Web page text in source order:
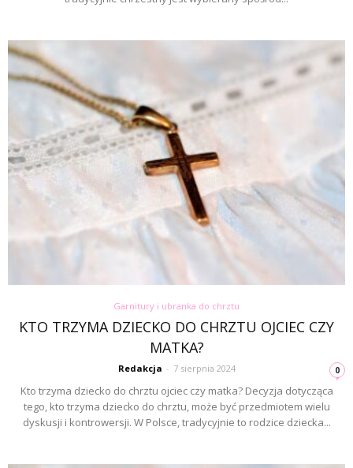
Garnitury i ubranka do chrztu
KTO TRZYMA DZIECKO DO CHRZTU OJCIEC CZY
MATKA?
Redakcja - 7 sierpnia 2024 0
Kto trzyma dziecko do chrztu ojciec czy matka? Decyzja dotycząca
tego, kto trzyma dziecko do chrztu, może być przedmiotem wielu
dyskusji i kontrowersji. W Polsce, tradycyjnie to rodzice dziecka...